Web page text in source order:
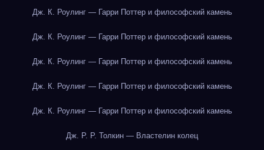
Дж. К. Роулинг — Гарри Поттер и философский камень
Дж. К. Роулинг — Гарри Поттер и философский камень
Дж. К. Роулинг — Гарри Поттер и философский камень
Дж. К. Роулинг — Гарри Поттер и философский камень
Дж. К. Роулинг — Гарри Поттер и философский камень
Дж. Р. Р. Толкин — Властелин колец